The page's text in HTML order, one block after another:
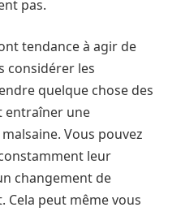
pas.
tendance à agir de
considérer les
quelque chose des
entraîner une
malsaine. Vous pouvez
leur
changement de
peut même vous